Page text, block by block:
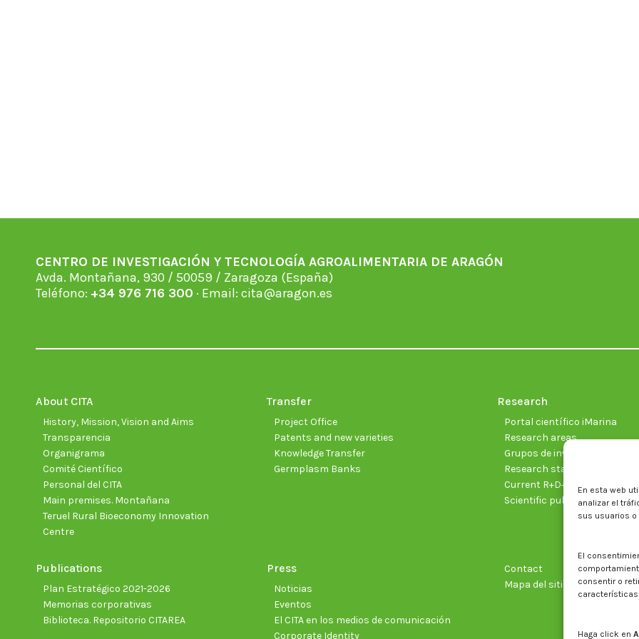
En esta web
analizar el
sus usuarios
El
consentir o
Haga click en
CENTRO DE INVESTIGACIÓN Y TECNOLOGÍA AGROALIMENTARIA DE ARAGÓN
Avda. Montañana, 930 / 50059 / Zaragoza (España)
Teléfono: +34 976 716 300 · Email: cita@aragon.es
About CITA
History, Mission, Vision and Aims
Transparencia
Organigrama
Comité Científico
Personal del CITA
Main premises. Montañana
Teruel Rural Bioeconomy Innovation
Centre
Transfer
Project Office
Patents and new varieties
Knowledge Transfer
Germplasm Banks
Research
Portal científico iMarina
Research areas
Grupos de investigación
Research staff
Current R+D+I projects
Scientific publications
Publications
Plan Estratégico 2021-2026
Memorias corporativas
Biblioteca. Repositorio CITAREA
Press
Noticias
Eventos
El CITA en los medios de comunicación
Corporate Identity
Contact
Mapa del sitio web